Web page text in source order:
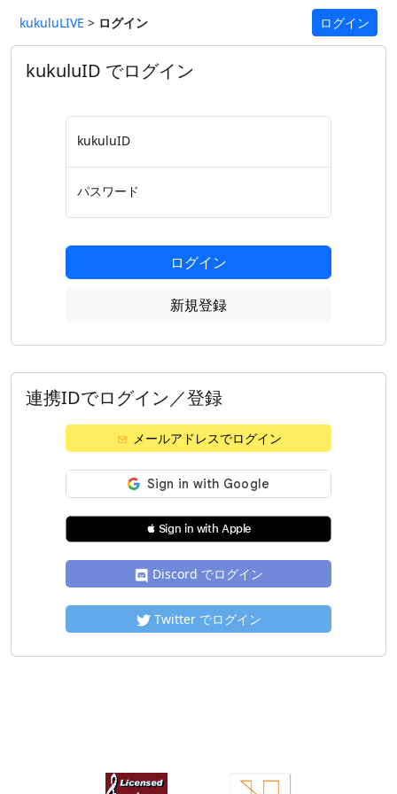
kukuluLIVE > ログイン ログイン
kukuluID でログイン
kukuluID
パスワード
ログイン
新規登録
連携IDでログイン／登録
メールアドレスでログイン
 Sign in with Apple
Discord でログイン
Twitter でログイン